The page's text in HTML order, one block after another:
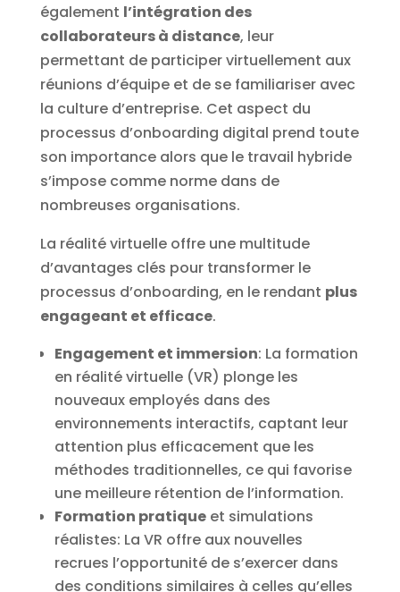
également l’intégration des
collaborateurs à distance, leur
permettant de participer virtuellement aux
réunions d’équipe et de se familiariser avec
la culture d’entreprise. Cet aspect du
processus d’onboarding digital prend toute
son importance alors que le travail hybride
s’impose comme norme dans de
nombreuses organisations.
La réalité virtuelle offre une multitude
d’avantages clés pour transformer le
processus d’onboarding, en le rendant plus
engageant et efficace.
Engagement et immersion: La formation
en réalité virtuelle (VR) plonge les
nouveaux employés dans des
environnements interactifs, captant leur
attention plus efficacement que les
méthodes traditionnelles, ce qui favorise
une meilleure rétention de l’information.
Formation pratiqueet simulations
réalistes: La VR offre aux nouvelles
recrues l’opportunité de s’exercer dans
des conditions similaires à celles qu’elles